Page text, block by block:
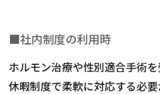
■社内制度の利用時
ホルモン治療や性別適合手術
休暇制度で柔軟に対応する必要